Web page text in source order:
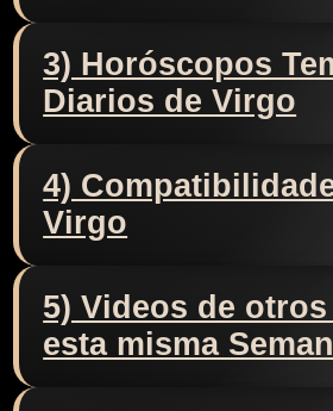
3) Horóscopos
Diarios de Virgo
4)
Virgo
5) Videos de
esta misma